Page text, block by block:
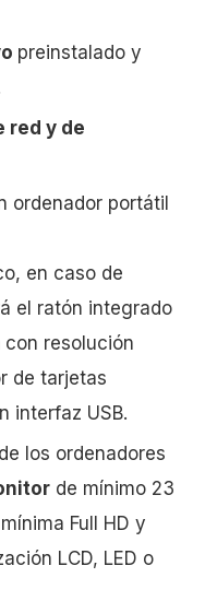
preinstalado y
red y de
ordenador portátil
en caso de
el ratón integrado
con resolución
de tarjetas
interfaz USB.
los ordenadores
de mínimo 23
Full HD y
LCD, LED o